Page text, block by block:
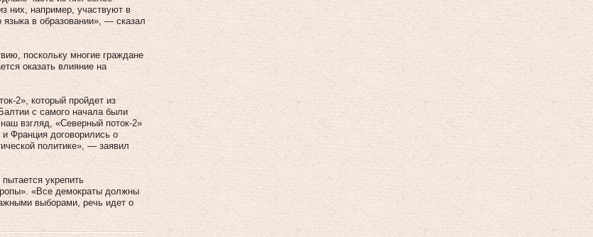
них, например, участвуют в
языка в образовании», — сказал
поскольку многие граждане
оказать влияние на
2», который пройдет из
с самого начала были
взгляд, «Северный поток-2»
Франция договорились о
политике», — заявил
укрепить
«Все демократы должны
выборами, речь идет о